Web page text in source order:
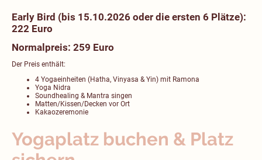
Early Bird (bis 15.10.2026 oder die ersten 6 Plätze):
222 Euro
Normalpreis: 259 Euro
Der Preis enthält:
4 Yogaeinheiten (Hatha, Vinyasa & Yin) mit Ramona
Yoga Nidra
Soundhealing & Mantra singen
Matten/Kissen/Decken vor Ort
Kakaozeremonie
Yogaplatz buchen & Platz